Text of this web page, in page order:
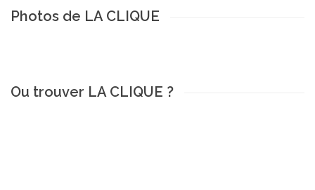
Photos de LA CLIQUE
Ou trouver LA CLIQUE ?